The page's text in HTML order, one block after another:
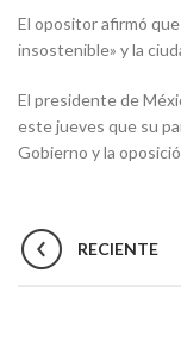
El opositor afirmó
insostenible» y la
El presidente de
este jueves que su
Gobierno y la
RECIENTE